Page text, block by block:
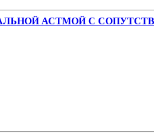
АСТМОЙ С